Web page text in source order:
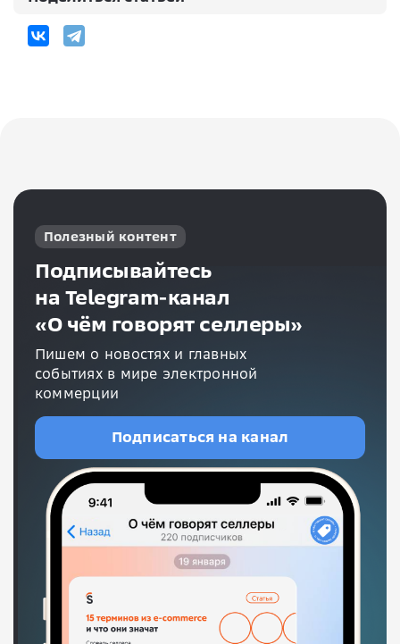
Полезный контент
Подписывайтесь
на Telegram-канал
«О чём говорят селлеры»
Пишем о новостях и главных
событиях в мире электронной
коммерции
Подписаться на канал